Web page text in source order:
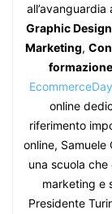
Graphic Design
Marketing,
formazione
EcommerceDay
online
riferimento
online, Samuele
una scuola
marketing e
Presidente